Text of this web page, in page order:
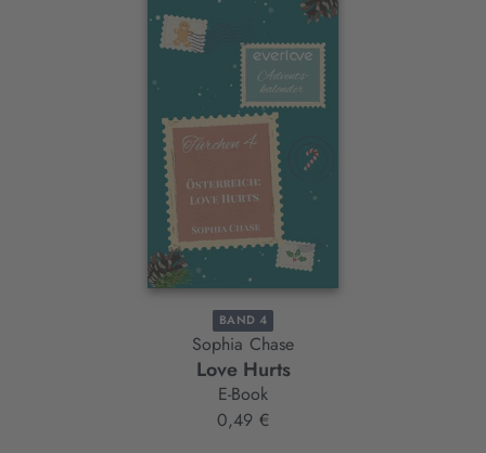
Interaktives
BAND 4
Sophia Chase
Love Hurts
E-Book
0,49 €